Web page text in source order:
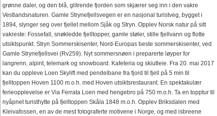
grønne daler, og den blå, glitrende fjorden som skjærer seg inn i den vakre
Vestlandsnaturen. Gamle Strynefjellsvegen er en nasjonal turistveg, bygget i
1894, slynger seg over fjellet mellom Sjåk og Stryn. Opplev Norsk natur på sitt
vakreste: Fossefall, snøkledde fjelltopper, gamle støler, stille fjellvann og flotte
utsiktspunkt. Stryn Sommerskisenter, Nord-Europas beste sommerskisenter, ved
Gamle Strynefjellsvei (Rv259). Nyt sommersnøen i preparerte løyper for
langrenn, alpint, telemark og snowboard. Kafeteria og skiutleie. Fra 20. mai 2017
kan du oppleve Loen Skylift med pendelbane fra fjord til fjell på 5 min til
fjelltoppen Hoven 1100 m.o.h. med Hoven utsiktsrestaurant. En spektakulær
ferieopplevelse er Via Ferrata Loen med hengebro på 750 m.o.h. Ta en topptur til
nyåpnet turisthytte på fjelltoppen Skåla 1848 m.o.h. Opplev Briksdalen med
Kleivafossen, en av de mest fotograferte motivene i Norge, og med isbreene